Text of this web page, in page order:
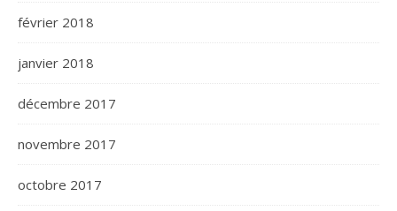
février 2018
janvier 2018
décembre 2017
novembre 2017
octobre 2017